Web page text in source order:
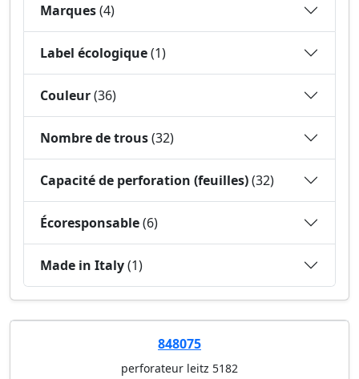
Marques(4)
Label écologique(1)
Couleur(36)
Nombre de trous(32)
Capacité de perforation (feuilles)(32)
Écoresponsable(6)
Made in Italy(1)
848075
perforateur leitz 5182